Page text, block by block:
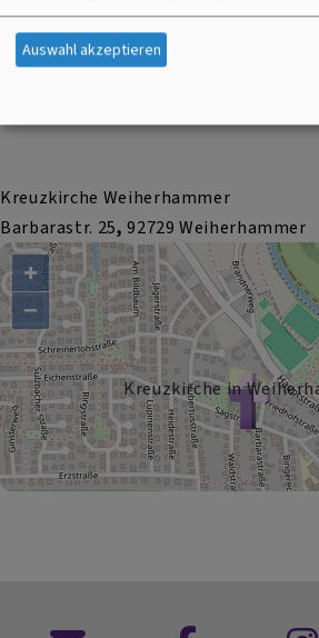
Kreuzkirche Weiherhammer
Barbarastr. 25,92729 Weiherhammer
Kreuzkirche in
+
−
Auswahl akzeptieren